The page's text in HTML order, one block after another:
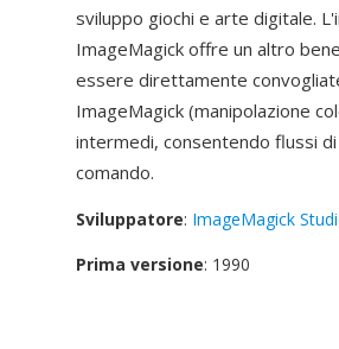
sviluppo giochi e arte digitale.
ImageMagick offre un altro
essere direttamente
ImageMagick (manipolazione
intermedi, consentendo flussi
comando.
Sviluppatore: ImageMagick
Prima versione: 1990